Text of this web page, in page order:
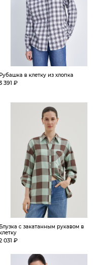
Рубашка в клетку из хлопка
391 ₽
Блузка с закатанным рукавом в
клетку
031 ₽